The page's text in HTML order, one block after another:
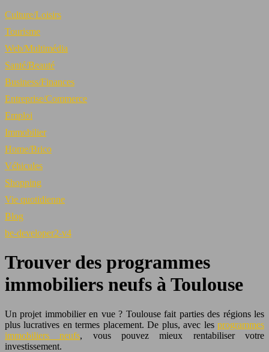
Culture/Loisirs
Tourisme
Web/Multimédia
Santé/Beauté
Business/Finances
Entreprise/Commerce
Emploi
Immobilier
Home/Brico
Véhicules
Shopping
Vie quotidienne
Blog
be-developer2-v4
Trouver des programmes
immobiliers neufs à Toulouse
Un projet immobilier en vue ? Toulouse fait parties des régions les
plus lucratives en termes placement. De plus, avec les programmes
immobiliers neufs, vous pouvez mieux rentabiliser votre
investissement.